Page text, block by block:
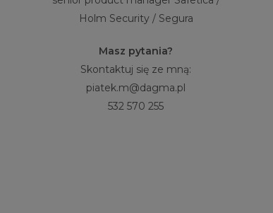
Holm Security / Segura
Masz pytania?
Skontaktuj się ze mną:
piatek.m@dagma.pl
532 570 255